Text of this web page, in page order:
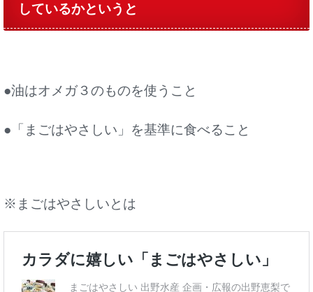
しているかというと
●油はオメガ３のものを使うこと
●「まごはやさしい」を基準に食べること
※まごはやさしいとは